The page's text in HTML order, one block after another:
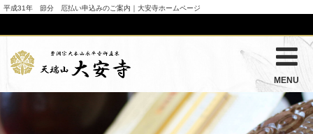
平成31年 節分 厄払い申込みのご案内｜大安寺ホームページ
MENU